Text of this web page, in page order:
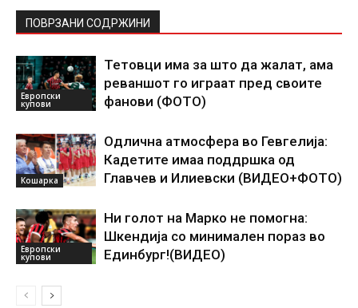
ПОВРЗАНИ СОДРЖИНИ
Европски
купови
Тетовци има за што да жалат, ама
реваншот го играат пред своите
фанови (ФОТО)
Кошарка
Одлична атмосфера во Гевгелија:
Кадетите имаа поддршка од
Главчев и Илиевски (ВИДЕО+ФОТО)
Европски
купови
Ни голот на Марко не помогна:
Шкендија со минимален пораз во
Единбург!(ВИДЕО)